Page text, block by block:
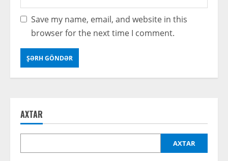
Save my name, email, and website in this
browser for the next time I comment.
AXTAR
AXTAR